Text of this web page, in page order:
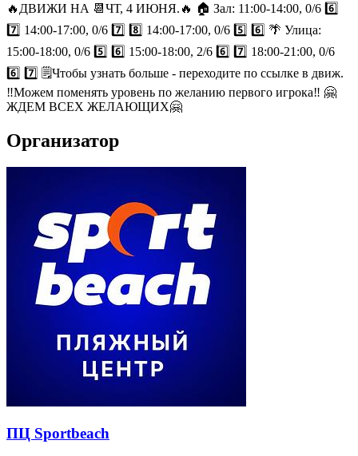
🔥ДВИЖИ НА 📆ЧТ, 4 ИЮНЯ.🔥 🏠 Зал: 11:00-14:00, 0/6 6️⃣
7️⃣ 14:00-17:00, 0/6 7️⃣ 8️⃣ 14:00-17:00, 0/6 5️⃣ 6️⃣ 🌴 Улица:
15:00-18:00, 0/6 5️⃣ 6️⃣ 15:00-18:00, 2/6 6️⃣ 7️⃣ 18:00-21:00, 0/6
6️⃣ 7️⃣ 🗒Чтобы узнать больше - переходите по ссылке в движ.
‼️Можем поменять уровень по желанию первого игрока‼️ 🤗
ЖДЕМ ВСЕХ ЖЕЛАЮЩИХ🤗
Организатор
ПЦ Sportbeach